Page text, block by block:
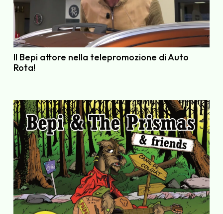
Il Bepi attore nella telepromozione di Auto
Rota!